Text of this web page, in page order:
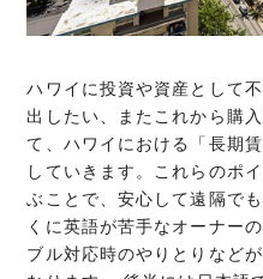
ハワイに投資や資産として
出したい、またこれから購
て、ハワイにおける「長期
していきます。これらのポ
ぶことで、安心して遠隔で
くに英語が苦手なオーナー
ブル対応時のやりとりなど